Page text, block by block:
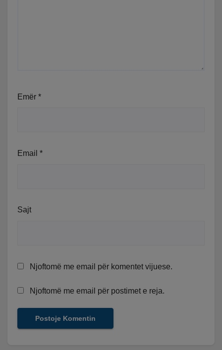
Emër *
Email *
Sajt
Njoftomë me email për komentet vijuese.
Njoftomë me email për postimet e reja.